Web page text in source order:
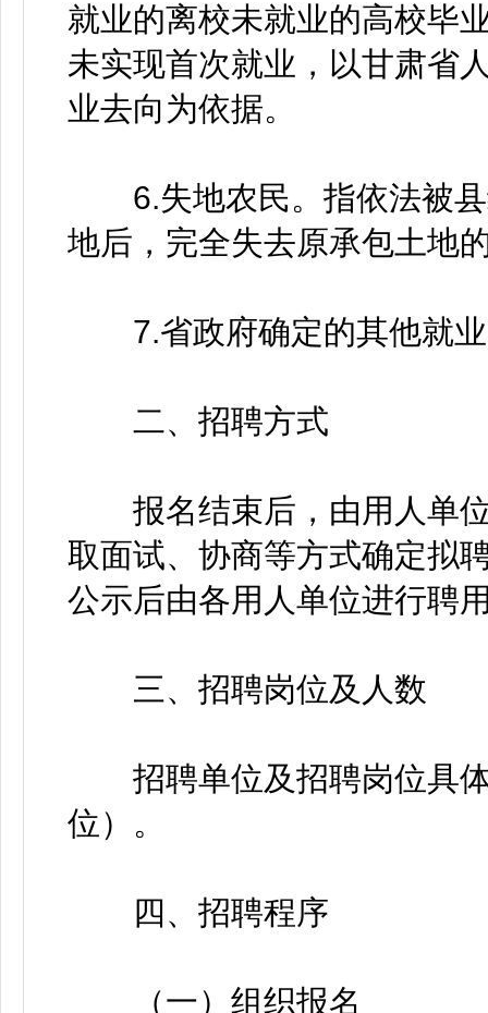
就业的离校未就业的高校毕
未实现首次就业，以甘肃省
业去向为依据。
6.失地农民。指依法被县
地后，完全失去原承包土地
7.省政府确定的其他就业
二、招聘方式
报名结束后，由用人单位
取面试、协商等方式确定拟
公示后由各用人单位进行聘
三、招聘岗位及人数
招聘单位及招聘岗位具体
位）。
四、招聘程序
（一）组织报名